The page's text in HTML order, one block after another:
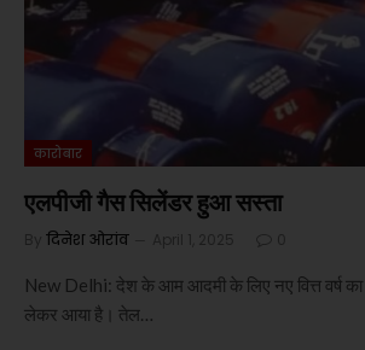
कारोबार
एलपीजी गैस सिलेंडर हुआ सस्ता
By दिनेश ओरांव April 1, 2025 0
New Delhi: देश के आम आदमी के लिए नए वित्त वर्ष का
लेकर आया है। तेल…